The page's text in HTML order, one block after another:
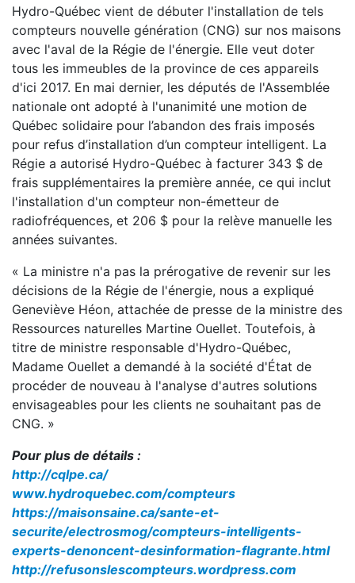
Hydro-Québec vient de débuter l'installation de tels
compteurs nouvelle génération (CNG) sur nos maisons
avec l'aval de la Régie de l'énergie. Elle veut doter
tous les immeubles de la province de ces appareils
d'ici 2017. En mai dernier, les députés de l'Assemblée
nationale ont adopté à l'unanimité une motion de
Québec solidaire pour l’abandon des frais imposés
pour refus d’installation d’un compteur intelligent. La
Régie a autorisé Hydro-Québec à facturer 343 $ de
frais supplémentaires la première année, ce qui inclut
l'installation d'un compteur non-émetteur de
radiofréquences, et 206 $ pour la relève manuelle les
années suivantes.
« La ministre n'a pas la prérogative de revenir sur les
décisions de la Régie de l'énergie, nous a expliqué
Geneviève Héon, attachée de presse de la ministre des
Ressources naturelles Martine Ouellet. Toutefois, à
titre de ministre responsable d'Hydro-Québec,
Madame Ouellet a demandé à la société d'État de
procéder de nouveau à l'analyse d'autres solutions
envisageables pour les clients ne souhaitant pas de
CNG. »
Pour plus de détails :
http://cqlpe.ca/
www.hydroquebec.com/compteurs
https://maisonsaine.ca/sante-et-
securite/electrosmog/compteurs-intelligents-
experts-denoncent-desinformation-flagrante.html
http://refusonslescompteurs.wordpress.com